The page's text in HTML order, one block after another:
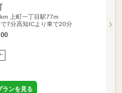
上町一丁目駅77m
7分高知ICより車で20分
ランを見る